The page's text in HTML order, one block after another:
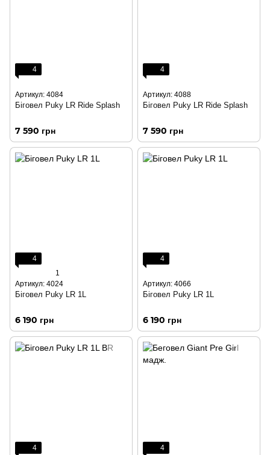
4
Артикул: 4084
Біговел Puky LR Ride Splash
7 590 грн
4
Артикул: 4088
Біговел Puky LR Ride Splash
7 590 грн
4
1
Артикул: 4024
Біговел Puky LR 1L
6 190 грн
4
Артикул: 4066
Біговел Puky LR 1L
6 190 грн
4 4